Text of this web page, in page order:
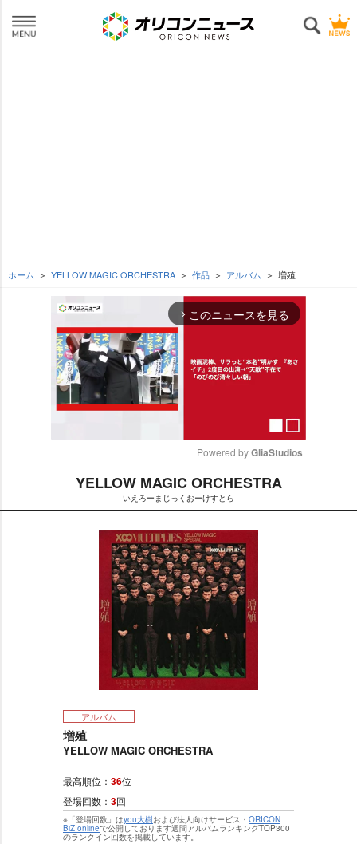
ホーム YELLOW MAGIC ORCHESTRA 作品 アルバム 増殖
arrow_forward_ios このニュースを見る
M
t
e
Powered by GliaStudios
YELLOW MAGIC ORCHESTRA
いえろーまじっくおーけすとら
アルバム
増殖
YELLOW MAGIC ORCHESTRA
最高順位： 36位
登場回数： 3回
※「登場回数」はyou大樹および法人向けサービス・ ORICON
BiZ onlineで公開しております週間アルバムランキングTOP300
のランクイン回数を掲載しています。